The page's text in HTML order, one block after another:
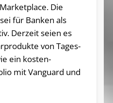
Die
für Banken als
Derzeit seien es
von Tages-
ein kosten-
mit Vanguard und